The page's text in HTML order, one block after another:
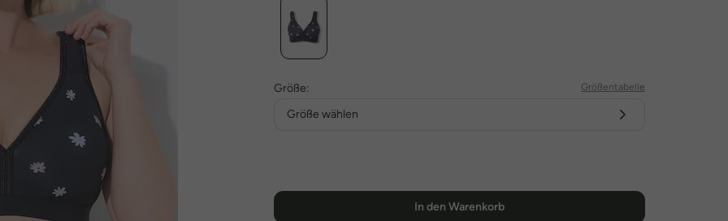
Größe: Größentabelle
Größe wählen
In den Warenkorb